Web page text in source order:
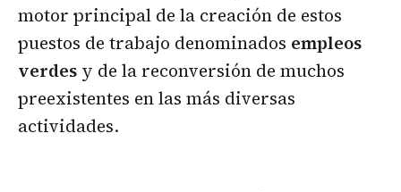
motor principal de la creación de estos
puestos de trabajo denominados empleos
verdes y de la reconversión de muchos
preexistentes en las más diversas
actividades.